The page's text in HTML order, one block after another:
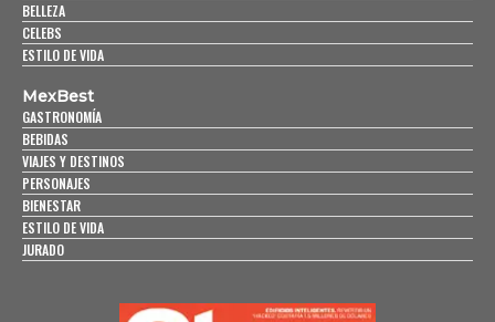
BELLEZA
CELEBS
ESTILO DE VIDA
MexBest
GASTRONOMÍA
BEBIDAS
VIAJES Y DESTINOS
PERSONAJES
BIENESTAR
ESTILO DE VIDA
JURADO